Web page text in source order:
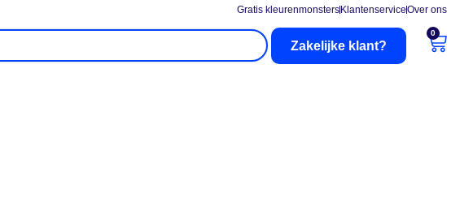
Gratis kleurenmonsters KlantenserviceOver ons
Zakelijke klant?
0